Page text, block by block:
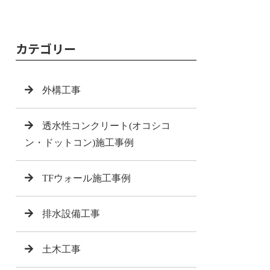
カテゴリー
外構工事
透水性コンクリート(オコシコ
ン・ドットコン)施工事例
TFウォール施工事例
排水設備工事
土木工事